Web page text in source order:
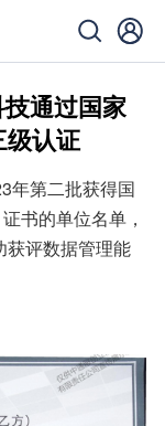
通过国家
级认证
年第二批获得国
书的单位名单，
获评数据管理能